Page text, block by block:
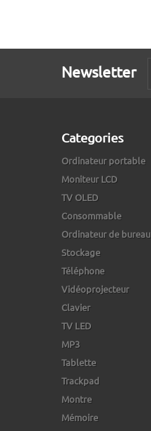
Newsletter
Categories
Ordinateur portable
Moniteur LCD
TV OLED
Consommable
Ordinateur de bureau
Stockage
Téléphone
Vidéoprojecteur
Clavier
TV LED
MP3
Tablette
Trackpad
Montre
Mémoire